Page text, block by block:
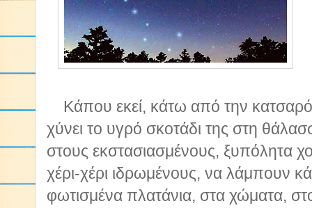
Κάπου εκεί, κάτω από την
χύνει το υγρό σκοτάδι της στη
στους εκστασιασμένους, ξυπόλητα
χέρι-χέρι ιδρωμένους, να λάμπουν
φωτισμένα πλατάνια, στα χώματα,